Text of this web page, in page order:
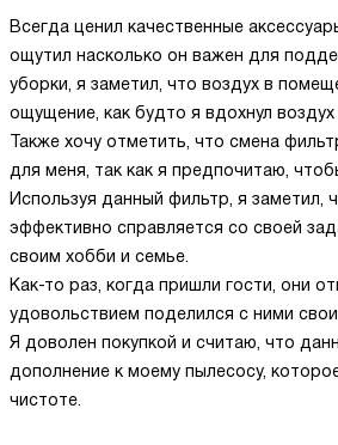
Всегда ценил качественные
ощутил насколько он важен для
уборки, я заметил, что воздух в
ощущение, как будто я вдохнул
Также хочу отметить, что смена
для меня, так как я предпочитаю,
Используя данный фильтр, я заметил,
эффективно справляется со своей
своим хобби и семье.
Как-то раз, когда пришли гости, они
удовольствием поделился с ними
Я доволен покупкой и считаю, что
дополнение к моему пылесосу,
чистоте.